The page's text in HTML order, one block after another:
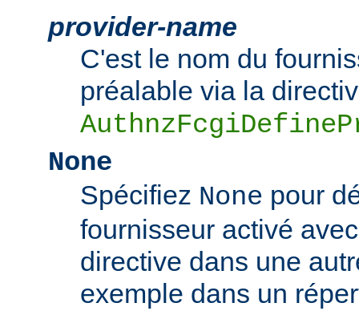
provider-name
C'est le nom du
préalable via la
None
Spécifiez None pour
fournisseur activé
directive dans une
exemple dans un